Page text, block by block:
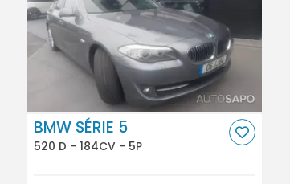
BMW SÉRIE 5
520 D - 184CV - 5P